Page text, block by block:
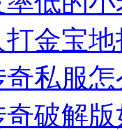
金宝地
私服
破解